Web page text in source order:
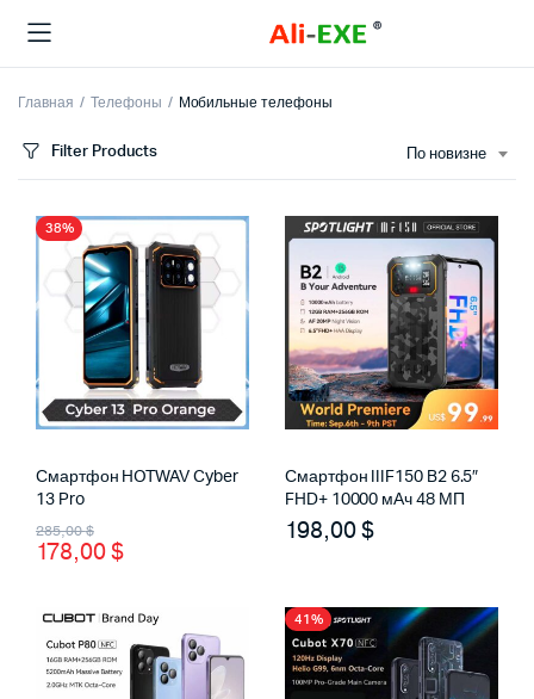
Главная Телефоны Мобильные телефоны
Filter Products По новизне
38%
Смартфон HOTWAV Cyber ​​
13 Pro
285,00$
Первоначальная
цена
285,00 $.
178,00$
Текущая
цена:
Смартфон IIIF150 B2 6.5″
FHD+ 10000 мАч 48 МП
198,00$
41%